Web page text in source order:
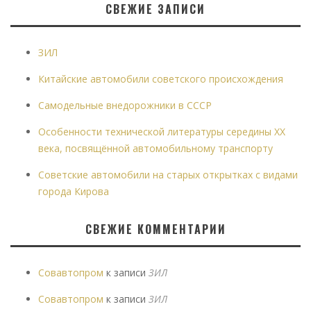
СВЕЖИЕ ЗАПИСИ
ЗИЛ
Китайские автомобили советского происхождения
Самодельные внедорожники в СССР
Особенности технической литературы середины XX
века, посвящённой автомобильному транспорту
Советские автомобили на старых открытках с видами
города Кирова
СВЕЖИЕ КОММЕНТАРИИ
Совавтопром к записи ЗИЛ
Совавтопром к записи ЗИЛ